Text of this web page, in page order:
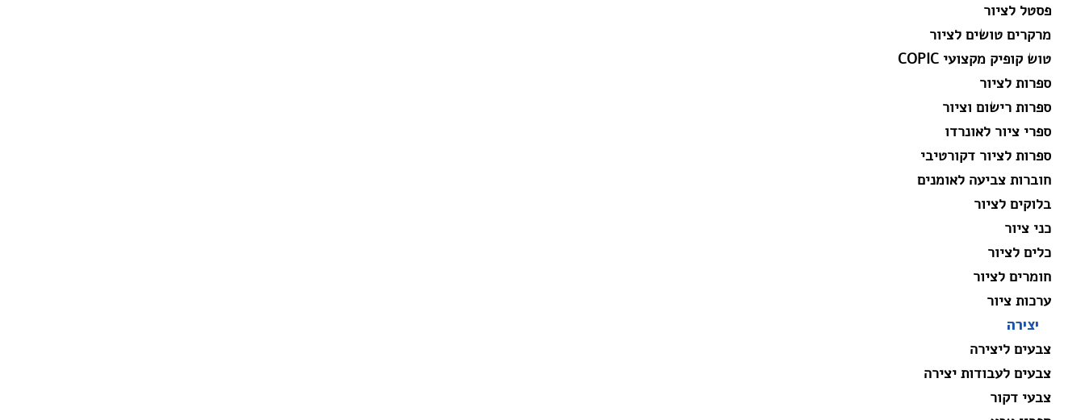
פסטל לציור
מרקרים טושים לציור
טוש קופיק מקצועי COPIC
ספרות לציור
ספרות רישום וציור
ספרי ציור לאונרדו
ספרות לציור דקורטיבי
חוברות צביעה לאומנים
בלוקים לציור
כני ציור
כלים לציור
חומרים לציור
ערכות ציור
יצירה
צבעים ליצירה
צבעים לעבודות יצירה
צבעי דקור